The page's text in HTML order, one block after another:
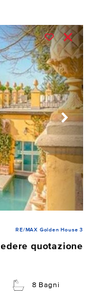
RE/MAX Golden House 3
quotazione
8 Bagni